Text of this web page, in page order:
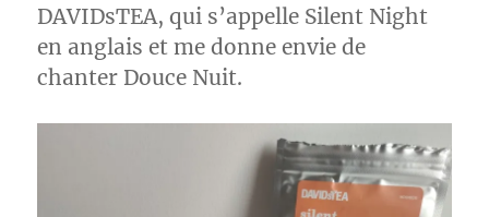
traîneau
–
DAVIDsTEA
DAVIDsTEA, qui s’appelle Silent Night
en anglais et me donne envie de
chanter Douce Nuit.